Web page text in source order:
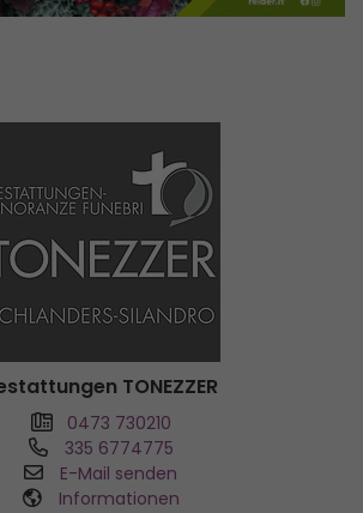
TONEZZER
0473 730210
335 6774775
E-Mail senden
Informationen